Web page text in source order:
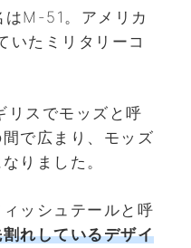
はM-51。アメリカ
いたミリタリーコ
リスでモッズと呼
で広まり、モッズ
りました。
ッシュテールと呼
れしているデザイ